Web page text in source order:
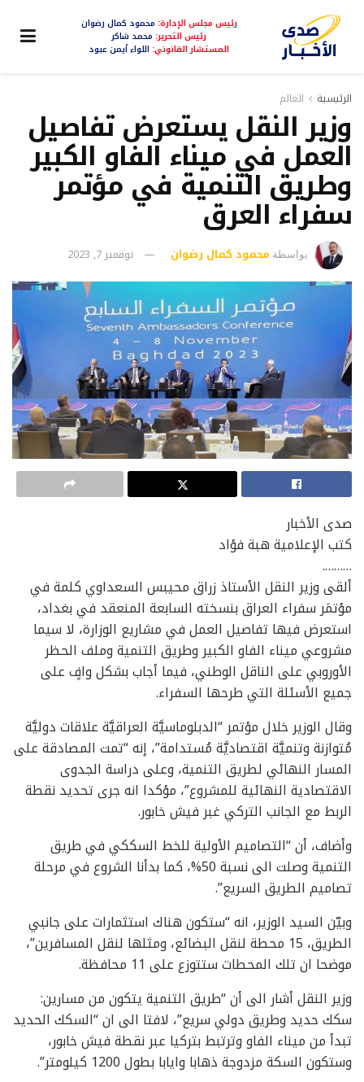
رئيس مجلس الإدارة: محمود كمال رضوان
رئيس التحرير: محمد شاكر
المستشار القانوني: اللواء أيمن عبود
الرئيسية العالم
وزير النقل يستعرض تفاصيل
العمل في ميناء الفاو الكبير
وطريق التنمية في مؤتمر
سفراء العرق
بواسطة محمود كمال رضوان نوفمبر 7, 2023
صدى الأخبار
كتب الإعلامية هبة فؤاد
……….
ألقى وزير النقل الأستاذ زراق محيبس السعداوي كلمة في
مؤتمَر سفراء العراق بنسخته السابعة المنعقد في بغداد،
استعرض فيها تفاصيل العمل في مشاريع الوزارة، لا سيما
مشروعي ميناء الفاو الكبير وطريق التنمية وملف الحظر
الأوروبي على الناقل الوطني، فيما أجاب بشكل وافٍ على
جميع الأسئلة التي طرحها السفراء.
وقال الوزير خلال مؤتمر “الدبلوماسيَّة العراقيَّة علاقات دوليَّة
مُتوازنة وتنميَّة اقتصاديَّة مُستدامة”، إنه “تمت المصادقة على
المسار النهائي لطريق التنمية، وعلى دراسة الجدوى
الاقتصادية النهائية للمشروع”، مؤكدا انه جرى تحديد نقطة
الربط مع الجانب التركي غبر فيش خابور.
وأضاف، أن “التصاميم الأولية للخط السككي في طريق
التنمية وصلت الى نسبة 50%، كما بدأنا الشروع في مرحلة
تصاميم الطريق السريع”.
وبيّن السيد الوزير، انه “ستكون هناك استثمارات على جانبي
الطريق، 15 محطة لنقل البضائع، ومثلها لنقل المسافرين”،
موضحا ان تلك المحطات ستتوزع على 11 محافظة.
وزير النقل أشار الى أن “طريق التنمية يتكون من مسارين:
سكك حديد وطريق دولي سريع”، لافتا الى ان “السكك الحديد
تبدأ من ميناء الفاو وترتبط بتركيا عبر نقطة فيش خابور،
وستكون السكة مزدوجة ذهابا وايابا بطول 1200 كيلومتر”.